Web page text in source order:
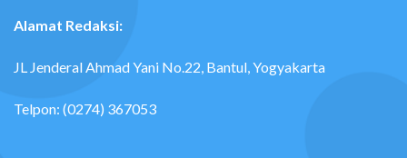
Alamat Redaksi:
JL Jenderal Ahmad Yani No.22, Bantul, Yogyakarta
Telpon: (0274) 367053